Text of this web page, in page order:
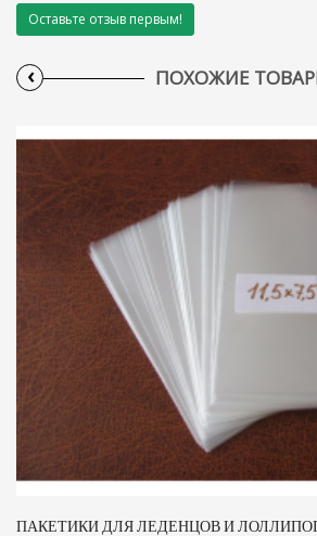
Оставьте отзыв первым!
ПОХОЖИЕ
‹
ПАКЕТИКИ ДЛЯ ЛЕДЕНЦОВ И